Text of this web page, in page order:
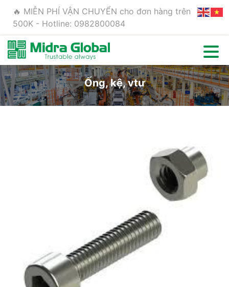
🔥 MIỄN PHÍ VẬN CHUYỂN cho đơn hàng trên
500K - Hotline: 0982800084
Ống, kệ, vtư